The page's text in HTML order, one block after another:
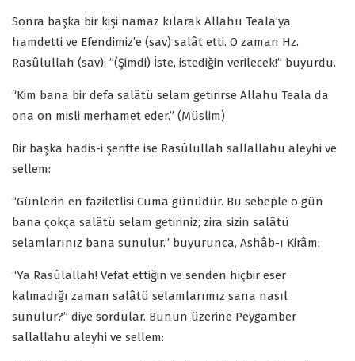
Sonra başka bir kişi namaz kılarak Allahu Teala’ya
hamdetti ve Efendimiz’e (sav) salât etti. O zaman Hz.
Rasûlullah (sav): ”(Şimdi) İste, istediğin verilecek!” buyurdu.
“Kim bana bir defa salâtü selam getirirse Allahu Teala da
ona on misli merhamet eder.” (Müslim)
Bir başka hadis-i şerifte ise Rasûlullah sallallahu aleyhi ve
sellem:
“Günlerin en faziletlisi Cuma günüdür. Bu sebeple o gün
bana çokça salâtü selam getiriniz; zira sizin salâtü
selamlarınız bana sunulur.” buyurunca, Ashâb-ı Kirâm:
“Ya Rasûlallah! Vefat ettiğin ve senden hiçbir eser
kalmadığı zaman salâtü selamlarımız sana nasıl
sunulur?” diye sordular. Bunun üzerine Peygamber
sallallahu aleyhi ve sellem: